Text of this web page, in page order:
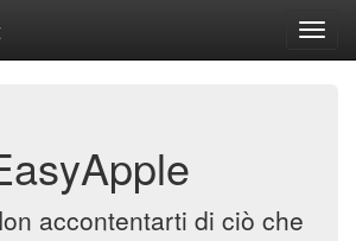
accontentarti di ciò che